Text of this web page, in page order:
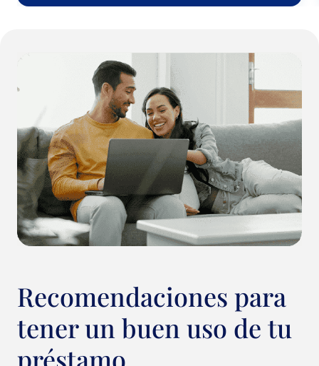
Recomendaciones para
tener un buen uso de tu
préstamo